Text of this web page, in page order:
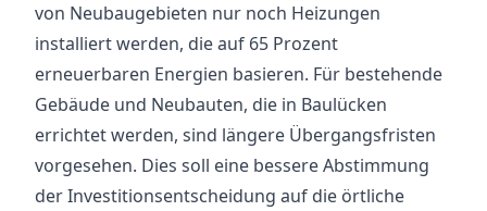
von Neubaugebieten nur noch Heizungen
installiert werden, die auf 65 Prozent
erneuerbaren Energien basieren. Für bestehende
Gebäude und Neubauten, die in Baulücken
errichtet werden, sind längere Übergangsfristen
vorgesehen. Dies soll eine bessere Abstimmung
der Investitionsentscheidung auf die örtliche